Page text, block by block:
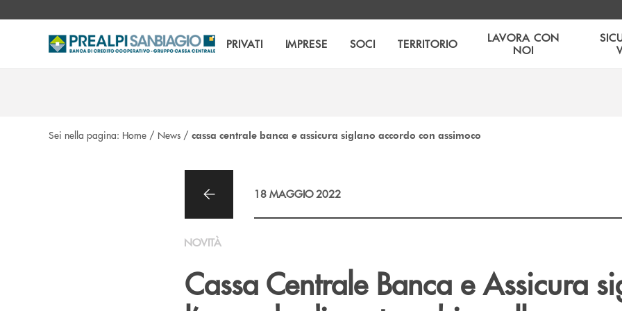
PRIVATI IMPRESE SOCI TERRITORIO
LAVORA CON
NOI
Sei nella pagina: Home / News / cassa centrale banca e assicura siglano accordo con assimoco
18 MAGGIO 2022
NOVITÀ
Cassa Centrale Banca e Assicura